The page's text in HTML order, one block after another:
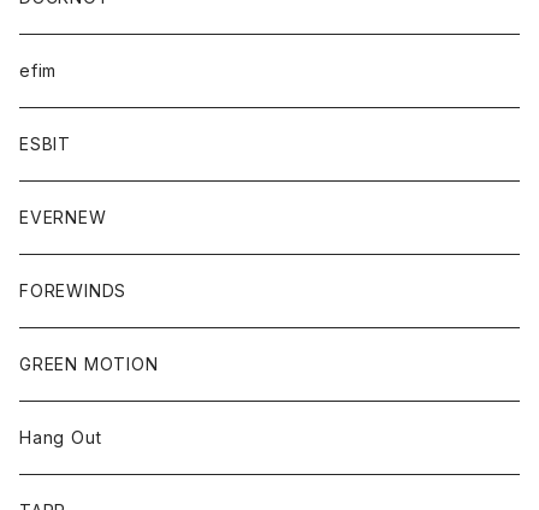
efim
ESBIT
EVERNEW
FOREWINDS
GREEN MOTION
Hang Out